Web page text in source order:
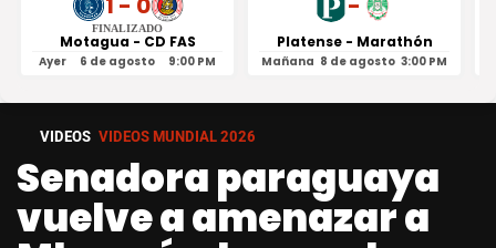
FINALIZADO
Motagua - CD FAS
Ayer 6 de agosto 9:00 PM
Platense - Marathón
Mañana 8 de agosto 3:00 PM
VIDEOS VIDEOS MUNDIAL 2026
Senadora paraguaya
vuelve a amenazar a